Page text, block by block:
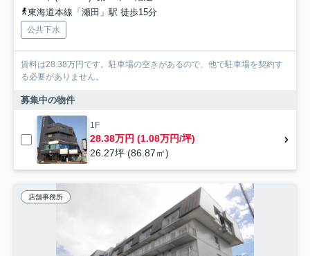
東海道本線「瀬田」駅 徒歩15分
公共下水
賃料は28.38万円です。駐車場の空きがあるので、他で駐車場を契約す
る必要がありません。
募集中の物件
1F
28.38万円 (1.08万円/坪)
26.27坪 (86.87㎡)
店舗事務所